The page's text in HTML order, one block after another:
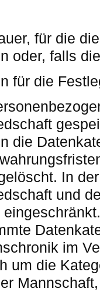
für die
oder, falls
für die
die
In
und
eingeschränkt.
im
um die